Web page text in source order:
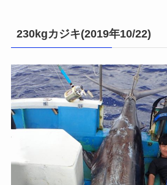
230kgカジキ(2019年10/22)